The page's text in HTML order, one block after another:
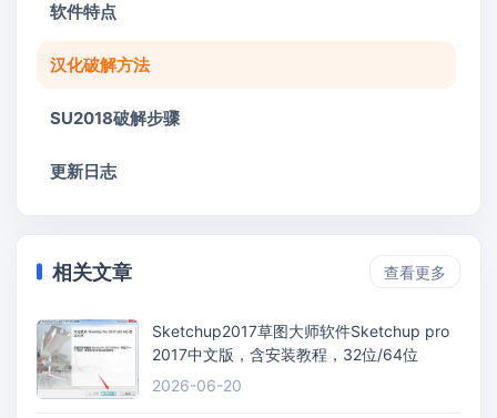
软件特点
汉化破解方法
SU2018破解步骤
更新日志
相关文章 查看更多
Sketchup2017草图大师软件Sketchup pro
2017中文版，含安装教程，32位/64位
2026-06-20